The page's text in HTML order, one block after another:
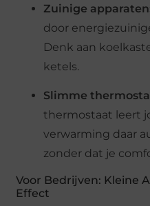
Zuinige
door
Denk aan
ketels.
Slimme
thermostaat leert
verwarming daar
zonder dat je
Voor Bedrijven: Kleine
Effect